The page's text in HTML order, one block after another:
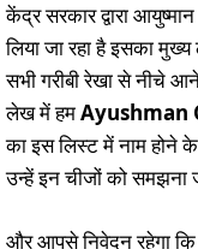
केंद्र सरकार द्वारा
लिया जा रहा है इसका
सभी गरीबी रेखा से नीचे
लेख में हमAyushman
का इस लिस्ट में नाम होने
उन्हें इन चीजों को समझना
और आपसे निवेदन रहेगा